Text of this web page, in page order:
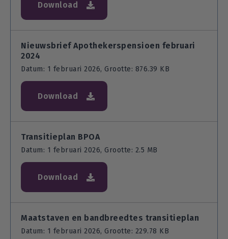
Download
Nieuwsbrief Apothekerspensioen februari
2024
Datum: 1 februari 2026, Grootte: 876.39 KB
Download
Transitieplan BPOA
Datum: 1 februari 2026, Grootte: 2.5 MB
Download
Maatstaven en bandbreedtes transitieplan
Datum: 1 februari 2026, Grootte: 229.78 KB